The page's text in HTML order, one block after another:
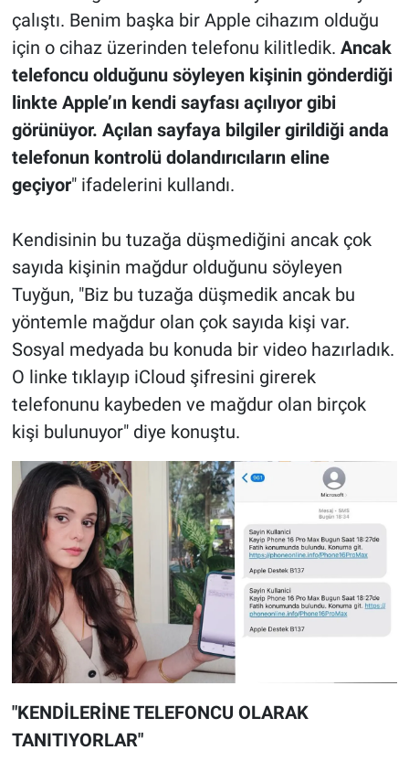
çalıştı. Benim başka bir Apple cihazım olduğu
için o cihaz üzerinden telefonu kilitledik. Ancak
telefoncu olduğunu söyleyen kişinin gönderdiği
linkte Apple’ın kendi sayfası açılıyor gibi
görünüyor. Açılan sayfaya bilgiler girildiği anda
telefonun kontrolü dolandırıcıların eline
geçiyor" ifadelerini kullandı.
Kendisinin bu tuzağa düşmediğini ancak çok
sayıda kişinin mağdur olduğunu söyleyen
Tuyğun, "Biz bu tuzağa düşmedik ancak bu
yöntemle mağdur olan çok sayıda kişi var.
Sosyal medyada bu konuda bir video hazırladık.
O linke tıklayıp iCloud şifresini girerek
telefonunu kaybeden ve mağdur olan birçok
kişi bulunuyor" diye konuştu.
"KENDİLERİNE TELEFONCU OLARAK
TANITIYORLAR"